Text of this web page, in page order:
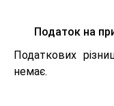
Податок на
Податкових
немає.